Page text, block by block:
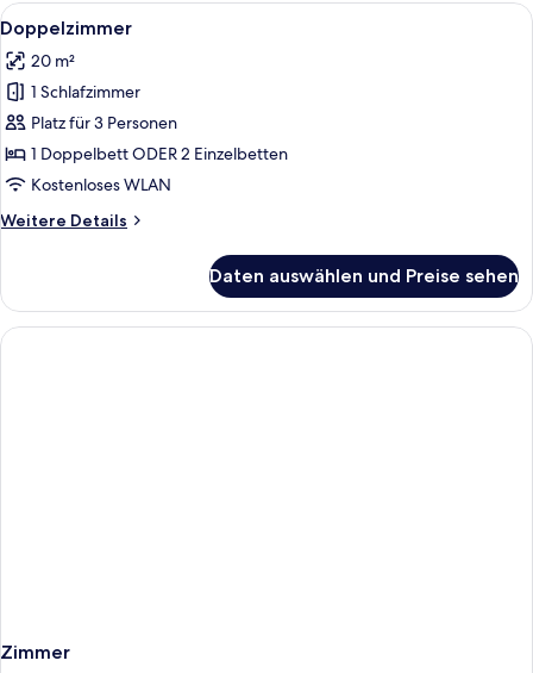
Alle
Fotos
für
Doppelzimmer
anzeigen
Ein Hotelzimmer mit Bett,
6
Doppelzimmer
20 m²
1 Schlafzimmer
Platz für 3 Personen
1 Doppelbett ODER 2 Einzelbetten
Kostenloses WLAN
Weitere Details
Weitere
Daten auswählen und Preise sehen
Zimmer